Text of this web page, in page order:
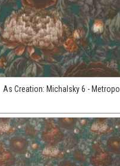
As Creation: Michalsky 6 -